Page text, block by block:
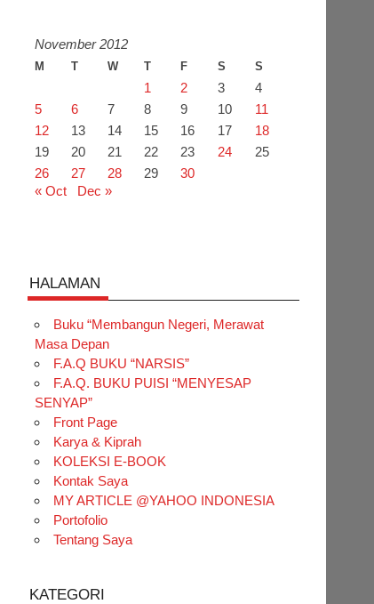
November 2012
M T W T F S S
1 2 3
4
5
6 7 8 9 10
11
12
13 14 15 16 17
18
19
20 21 22 23 24
25
26
27 28 29
30
« Oct
Dec »
HALAMAN
Buku “Membangun Negeri, Merawat
Masa Depan
F.A.Q BUKU “NARSIS”
F.A.Q. BUKU PUISI “MENYESAP
SENYAP”
Front Page
Karya & Kiprah
KOLEKSI E-BOOK
Kontak Saya
MY ARTICLE @YAHOO INDONESIA
Portofolio
Tentang Saya
KATEGORI